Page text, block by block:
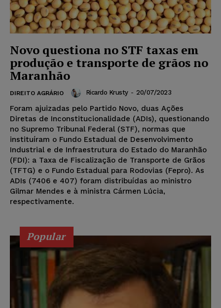
Novo questiona no STF taxas em
produção e transporte de grãos no
Maranhão
DIREITO AGRÁRIO Ricardo Krusty - 20/07/2023
Foram ajuizadas pelo Partido Novo, duas Ações
Diretas de Inconstitucionalidade (ADIs), questionando
no Supremo Tribunal Federal (STF), normas que
instituíram o Fundo Estadual de Desenvolvimento
Industrial e de Infraestrutura do Estado do Maranhão
(FDI): a Taxa de Fiscalização de Transporte de Grãos
(TFTG) e o Fundo Estadual para Rodovias (Fepro). As
ADIs (7406 e 407) foram distribuídas ao ministro
Gilmar Mendes e à ministra Cármen Lúcia,
respectivamente.
Popular